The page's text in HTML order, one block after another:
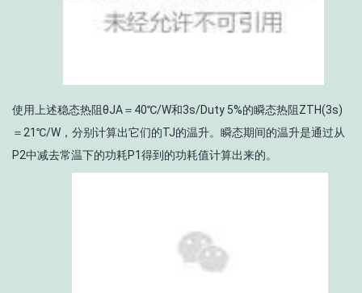
使用上述稳态热阻θJA＝40℃/W和3s/Duty 5%的瞬态热阻ZTH(3s)
＝21℃/W，分别计算出它们的TJ的温升。瞬态期间的温升是通过从
P2中减去常温下的功耗P1得到的功耗值计算出来的。